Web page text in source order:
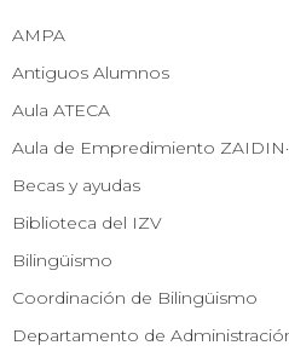
AMPA
Antiguos Alumnos
Aula ATECA
Aula de Empredimiento
Becas y ayudas
Biblioteca del IZV
Bilingüismo
Coordinación de Bilingüismo
Departamento de